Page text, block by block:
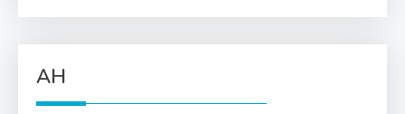
AH